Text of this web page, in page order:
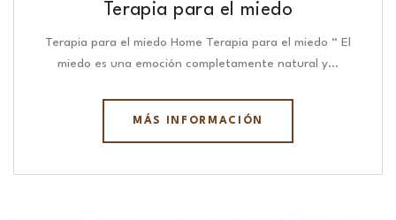
Terapia para el miedo
Terapia para el miedo Home Terapia para el miedo “ El
miedo es una emoción completamente natural y…
MÁS INFORMACIÓN